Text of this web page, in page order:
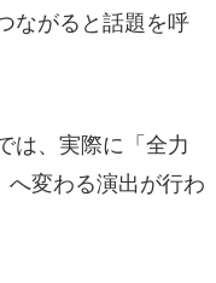
ながると話題を呼
は、実際に「全力
変わる演出が行わ